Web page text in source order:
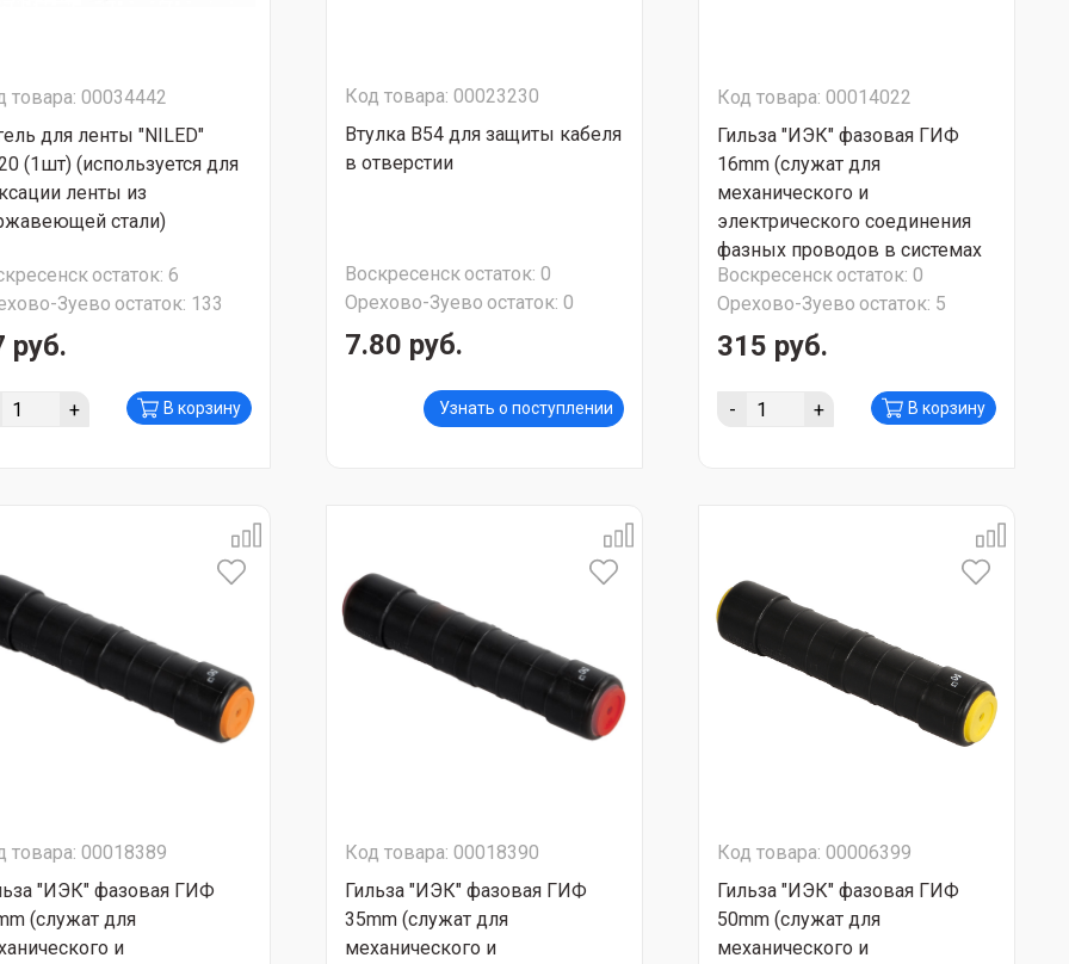
товара: 00034442
для ленты "NILED"
(1шт) (используется для
ленты из
стали)
остаток: 6
Зуево остаток: 133
руб.
+ В корзину
Код товара: 00023230
Втулка В54 для защиты кабеля
в отверстии
Воскресенскостаток: 0
Орехово-Зуево остаток: 0
7.80 руб.
Узнать о поступлении
Код товара: 00014022
Гильза "ИЭК" фазовая ГИФ
16mm (служат для
механического и
электрического соединения
фазных проводов в системах
СИП с несущей нейтралью)
UZA-23-D16
Воскресенскостаток: 0
Орехово-Зуево остаток: 5
315 руб.
- + В корзину
товара: 00018389
"ИЭК" фазовая ГИФ
(служат для
и
Код товара: 00018390
Гильза "ИЭК" фазовая ГИФ
35mm (служат для
механического и
Код товара: 00006399
Гильза "ИЭК" фазовая ГИФ
50mm (служат для
механического и